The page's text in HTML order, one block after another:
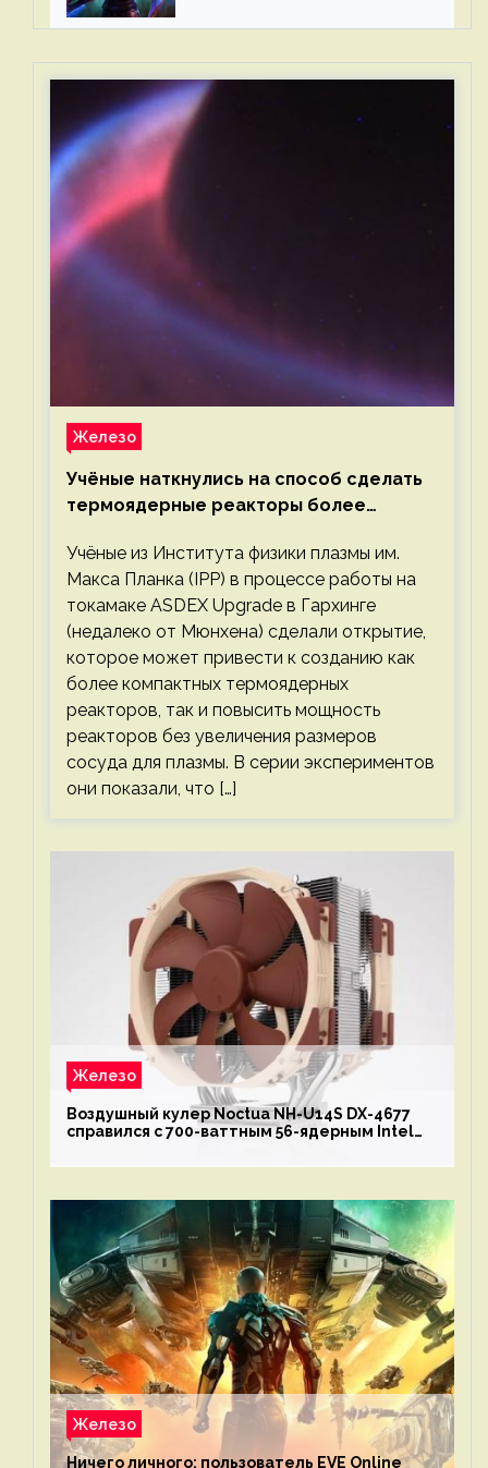
Железо
Учёные наткнулись на способ сделать
термоядерные реакторы более
Учёные из Института физики плазмы им.
Макса Планка (IPP) в процессе работы на
токамаке ASDEX Upgrade в Гархинге
(недалеко от Мюнхена) сделали открытие,
которое может привести к созданию как
более компактных термоядерных
реакторов, так и повысить мощность
реакторов без увеличения размеров
сосуда для плазмы. В серии экспериментов
они показали, что […]
Железо
Воздушный кулер Noctua NH-U14S DX-4677
справился с 700-ваттным 56-ядерным Intel
Железо
Ничего личного: пользователь EVE Online